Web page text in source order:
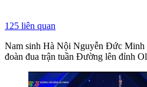
125 liên quan
Nam sinh Hà Nội Nguyễn Đức Minh
đoàn đua trận tuần Đường lên đỉnh